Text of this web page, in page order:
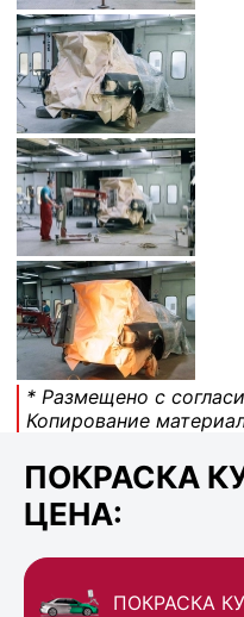
* Размещено с
Копирование
ПОКРАСКА
ЦЕНА:
ПОКРАСКА